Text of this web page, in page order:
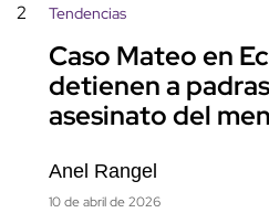
2 Tendencias
Caso Mateo en
detienen a
asesinato del
Anel Rangel
10 de abril de 2026